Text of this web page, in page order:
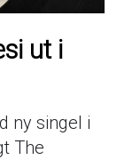
ut i
ny singel i
The